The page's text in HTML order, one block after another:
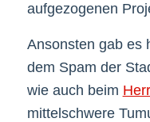
aufgezogenen
Ansonsten gab es
dem Spam der
wie auch beim
mittelschwere